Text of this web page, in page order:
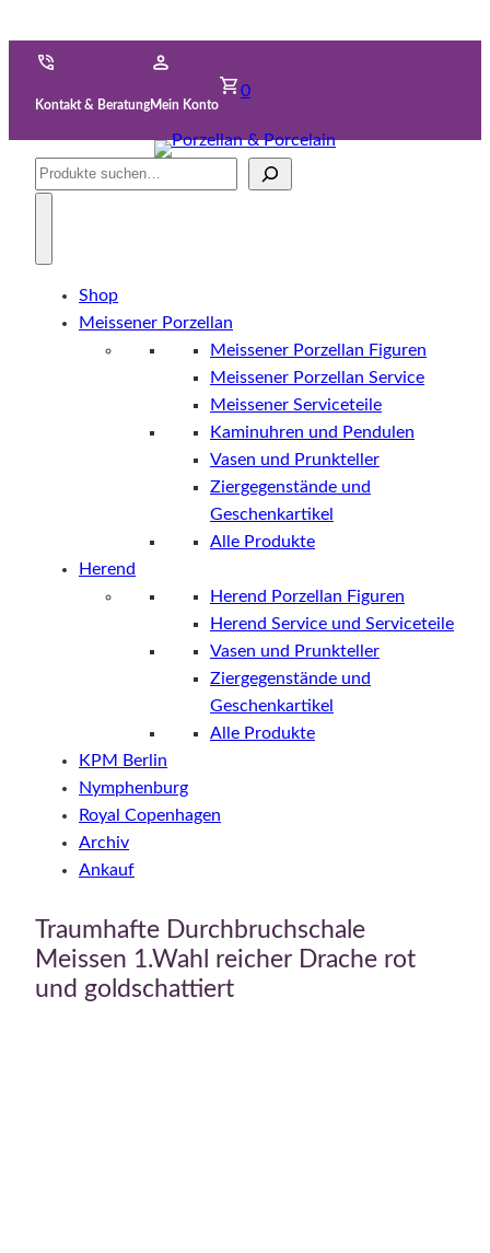
Kontakt & BeratungMein Konto
0
Suche
Shop
Meissener Porzellan
Meissener Porzellan Figuren
Meissener Porzellan Service
Meissener Serviceteile
Kaminuhren und Pendulen
Vasen und Prunkteller
Ziergegenstände und
Geschenkartikel
Alle Produkte
Herend
Herend Porzellan Figuren
Herend Service und Serviceteile
Vasen und Prunkteller
Ziergegenstände und
Geschenkartikel
Alle Produkte
KPM Berlin
Nymphenburg
Royal Copenhagen
Archiv
Ankauf
Traumhafte Durchbruchschale
Meissen 1.Wahl reicher Drache rot
und goldschattiert